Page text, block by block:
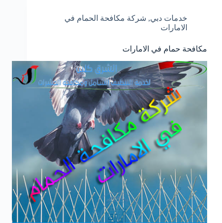
خدمات دبي, شركة مكافحة الحمام في
الامارات
مكافحة حمام في الامارات